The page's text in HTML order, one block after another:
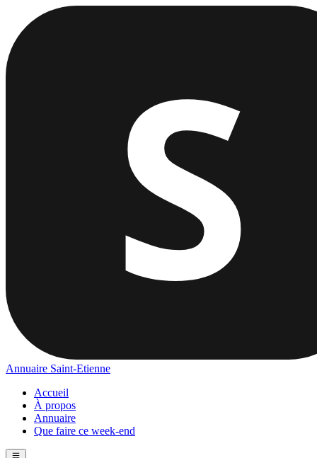
Annuaire Saint-Etienne
Accueil
À propos
Annuaire
Que faire ce week-end